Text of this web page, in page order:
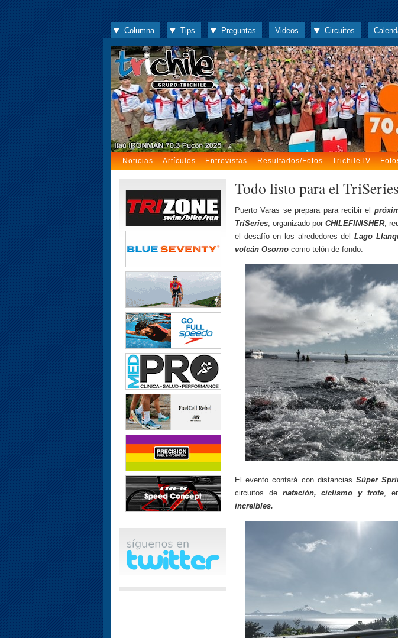
Columna Tips Preguntas Videos Circuitos
Noticias Artículos Entrevistas Resultados/Fotos TrichileTV
Todo listo para el
Puerto Varas se prepara para recibir el
TriSeries, organizado porCHILEFINISHER,
el desafío en los alrededores del Lago
volcán Osorno como telón de fondo.
El evento contará con distancias Súper
circuitos de natación, ciclismo y trote,
increíbles.